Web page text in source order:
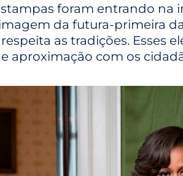
foram entrando na
da futura-primeira
as tradições. Esses
aproximação com os